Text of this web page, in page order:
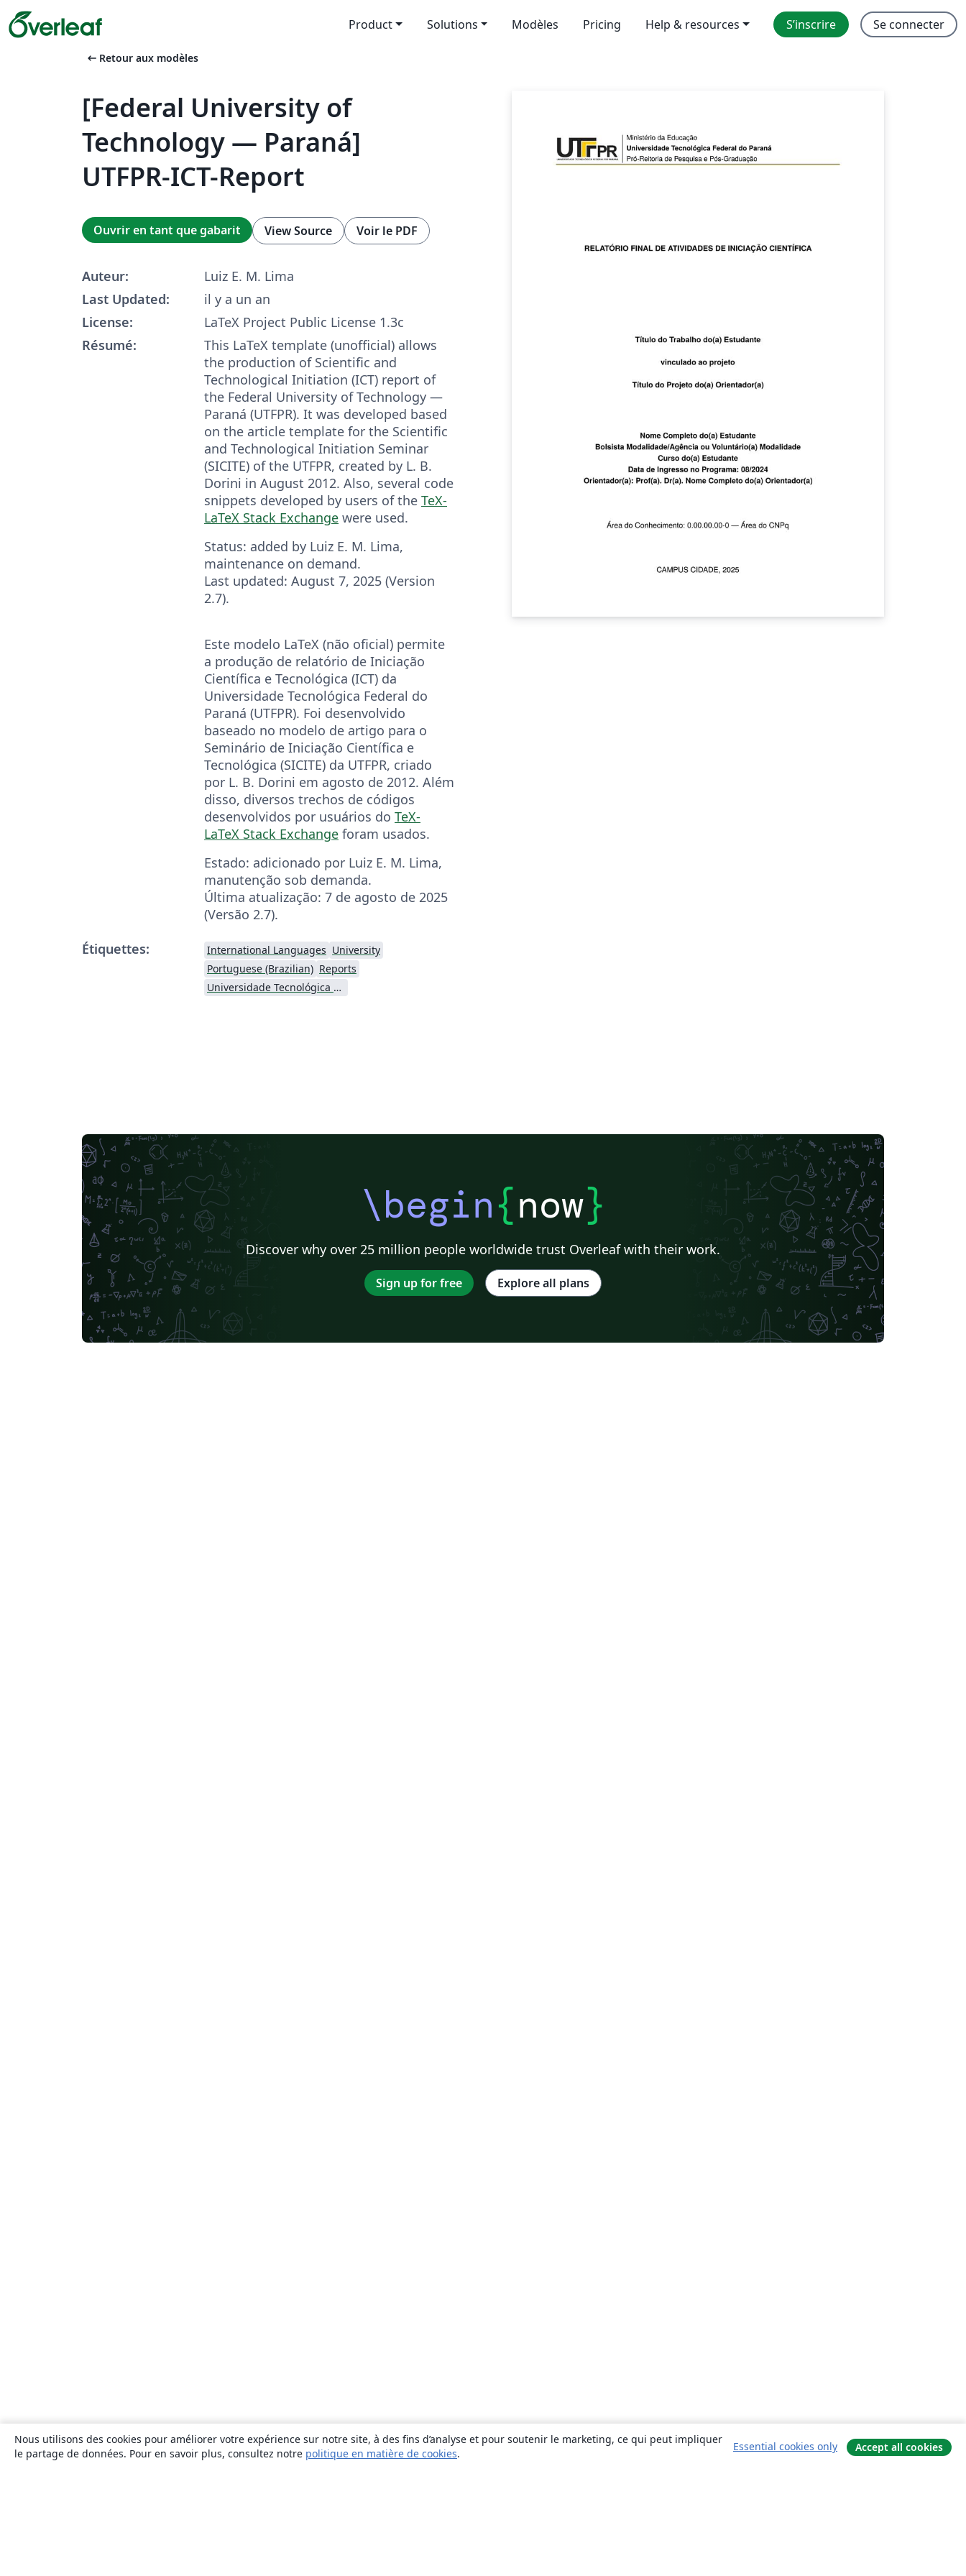
Product Solutions Modèles Pricing Help & resources S’inscrire Se connecter
arrow_left_alt Retour aux modèles
[Federal University of
Technology — Paraná]
UTFPR-ICT-Report
Ouvrir en tant que gabarit View Source Voir le PDF
Auteur:
Luiz E. M. Lima
Last Updated:
il y a un an
License:
LaTeX Project Public License 1.3c
Résumé:
This LaTeX template (unofficial) allows
the production of Scientific and
Technological Initiation (ICT) report of
the Federal University of Technology —
Paraná (UTFPR). It was developed based
on the article template for the Scientific
and Technological Initiation Seminar
(SICITE) of the UTFPR, created by L. B.
Dorini in August 2012. Also, several code
snippets developed by users of the TeX-
LaTeX Stack Exchange were used.
Status: added by Luiz E. M. Lima,
maintenance on demand.
Last updated: August 7, 2025 (Version
2.7).
Este modelo LaTeX (não oficial) permite
a produção de relatório de Iniciação
Científica e Tecnológica (ICT) da
Universidade Tecnológica Federal do
Paraná (UTFPR). Foi desenvolvido
baseado no modelo de artigo para o
Seminário de Iniciação Científica e
Tecnológica (SICITE) da UTFPR, criado
por L. B. Dorini em agosto de 2012. Além
disso, diversos trechos de códigos
desenvolvidos por usuários do TeX-
LaTeX Stack Exchange foram usados.
Estado: adicionado por Luiz E. M. Lima,
manutenção sob demanda.
Última atualização: 7 de agosto de 2025
(Versão 2.7).
Étiquettes:
International Languages University
Portuguese (Brazilian) Reports
Universidade Tecnológica Federal do Paraná (UTFPR)
\begin{now}
Discover why over 25 million people worldwide trust Overleaf with their work.
Sign up for free Explore all plans
Nous utilisons des cookies pour améliorer votre expérience sur notre site, à des fins d’analyse et pour soutenir le marketing, ce qui peut impliquer
le partage de données. Pour en savoir plus, consultez notre politique en matière de cookies.
Essential cookies only Accept all cookies